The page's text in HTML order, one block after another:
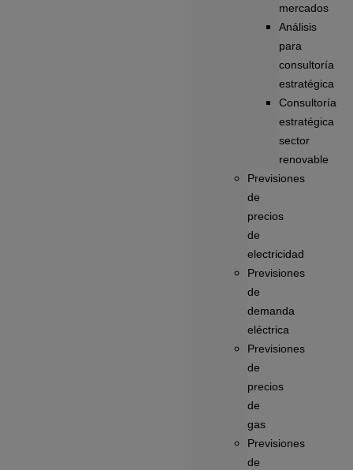
mercados
Análisis
para
consultoría
estratégica
Consultoría
estratégica
sector
renovable
Previsiones
de
precios
de
electricidad
Previsiones
de
demanda
eléctrica
Previsiones
de
precios
de
gas
Previsiones
de